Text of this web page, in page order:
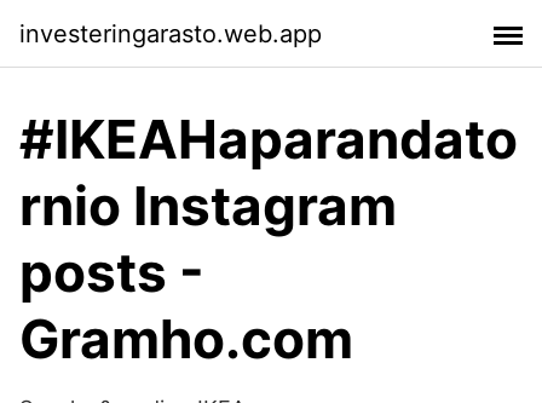
investeringarasto.web.app
#IKEAHaparandato
rnio Instagram
posts -
Gramho.com